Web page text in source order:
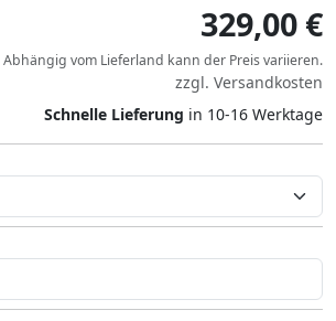
329,00 €
Abhängig vom Lieferland kann der Preis variieren.
zzgl. Versandkosten
Schnelle Lieferung in 10-16 Werktage